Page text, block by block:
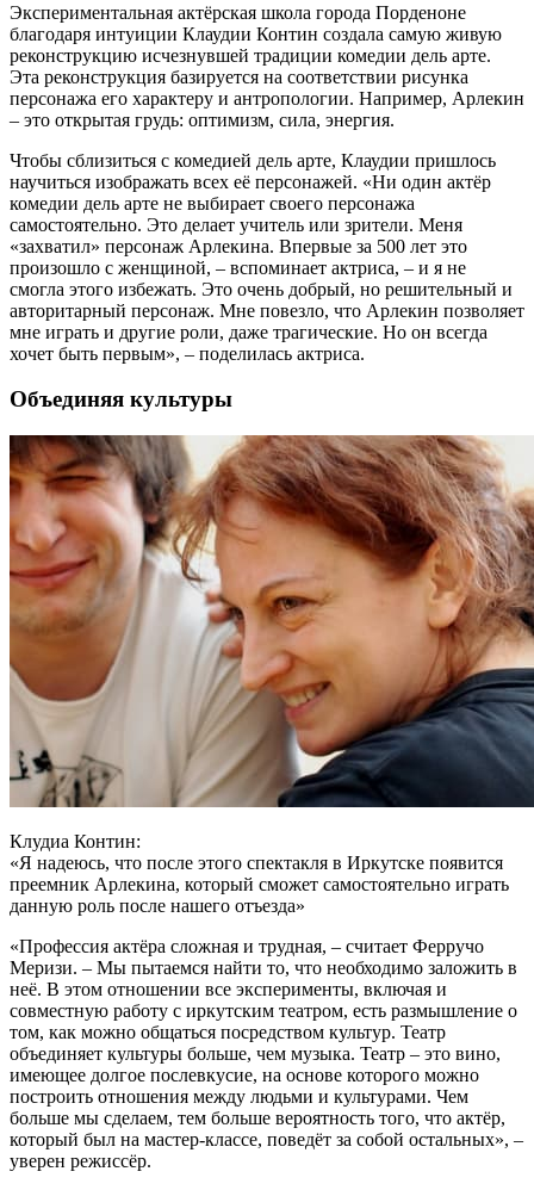
Экспериментальная актёрская школа города Порденоне
благодаря интуиции Клаудии Контин создала самую живую
реконструкцию исчезнувшей традиции комедии дель арте.
Эта реконструкция базируется на соответствии рисунка
персонажа его характеру и антропологии. Например, Арлекин
– это открытая грудь: оптимизм, сила, энергия.
Чтобы сблизиться с комедией дель арте, Клаудии пришлось
на­учиться изображать всех её персонажей. «Ни один актёр
комедии дель арте не выбирает своего персонажа
самостоятельно. Это делает учитель или зрители. Меня
«захватил» персонаж Арлекина. Впервые за 500 лет это
произошло с женщиной, – вспоминает актриса, – и я не
смогла этого избежать. Это очень добрый, но решительный и
авторитарный персонаж. Мне повезло, что Арлекин позволяет
мне играть и другие роли, даже трагические. Но он всегда
хочет быть первым», – поделилась актриса.
Объединяя культуры
Клудиа Контин:
«Я надеюсь, что после этого спектакля в Иркутске появится
преемник Арлекина, который сможет самостоятельно играть
данную роль после нашего отъезда»
«Профессия актёра сложная и трудная, – считает Ферручо
Меризи. – Мы пытаемся найти то, что необходимо заложить в
неё. В этом отношении все эксперименты, включая и
совместную работу с иркутским театром, есть размышление о
том, как можно общаться посредством культур. Театр
объединяет культуры больше, чем музыка. Театр – это вино,
имеющее долгое после­вкусие, на основе которого можно
построить отношения между людьми и культурами. Чем
больше мы сделаем, тем больше вероятность того, что актёр,
который был на мастер-классе, поведёт за собой остальных», –
уверен режиссёр.